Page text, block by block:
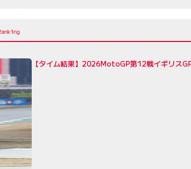
【タイム結果】2026MotoGP第12戦イギリス